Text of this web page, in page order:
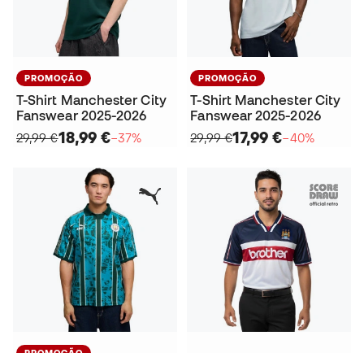
PROMOÇÃO
T-Shirt Manchester City
Fanswear 2025-2026
29,99 €18,99 €−37%
PROMOÇÃO
T-Shirt Manchester City
Fanswear 2025-2026
29,99 €17,99 €−40%